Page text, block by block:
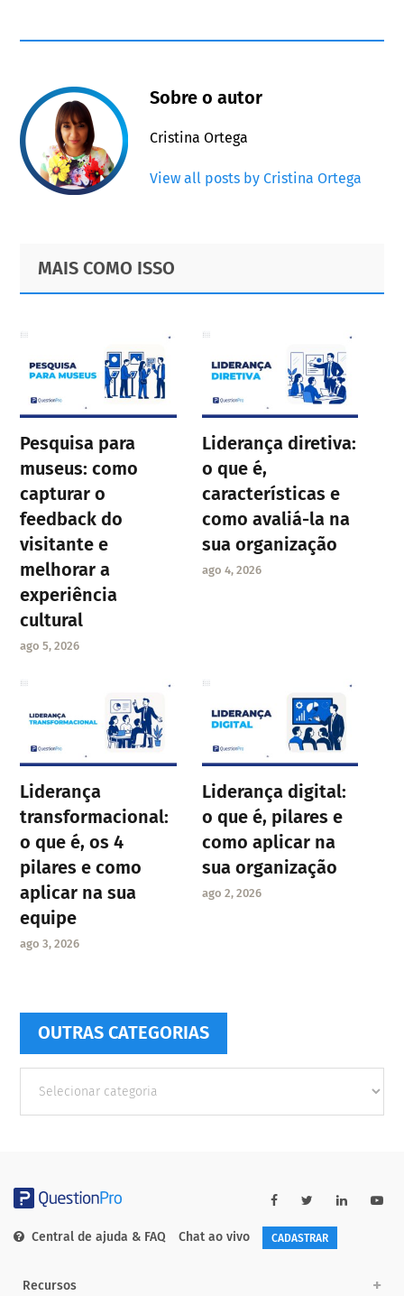
Sobre o autor
Cristina Ortega
View all posts by Cristina Ortega
Primary
Sidebar
Footer
MAIS COMO ISSO
Pesquisa para
museus: como
capturar o
feedback do
visitante e
melhorar a
experiência
cultural
ago 5, 2026
Liderança diretiva:
o que é,
características e
como avaliá-la na
sua organização
ago 4, 2026
Liderança
transformacional:
o que é, os 4
pilares e como
aplicar na sua
equipe
ago 3, 2026
Liderança digital:
o que é, pilares e
como aplicar na
sua organização
ago 2, 2026
OUTRAS CATEGORIAS
Categorias
Central de ajuda & FAQ Chat ao vivo CADASTRAR
Recursos